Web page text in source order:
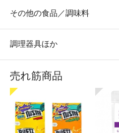
その他の食品／調味料
調理器具ほか
売れ筋商品